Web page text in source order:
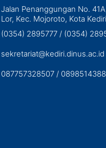
Jalan Penanggungan No.
Lor, Kec. Mojoroto, Kota
(0354) 2895777 / (0354)
sekretariat@kediri.dinus.ac.id
087757328507 /